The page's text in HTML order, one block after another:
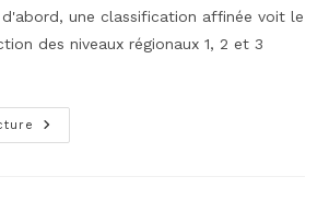
une classification affinée voit le
des niveaux régionaux 1, 2 et 3
LE
CHALLENGE